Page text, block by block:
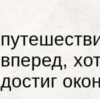
вперед,
достиг